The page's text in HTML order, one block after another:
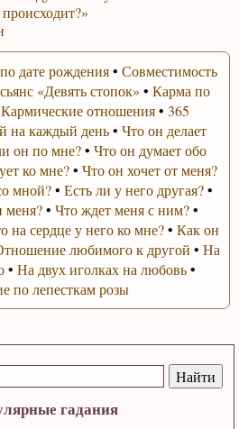
гадания
дате рождения• Совместимость
«Девять стопок» • Карма по
Кармические отношения•365
на каждый день• Что он делает
он по мне?•Что он думает обо
ко мне?• Что он хочет от меня?
мной?•Есть ли у него другая?•
меня?•Что ждет меня с ним?•
на сердце у него ко мне?• Как он
любимого к другой • На
•На двух иголках на любовь•
по лепесткам розы